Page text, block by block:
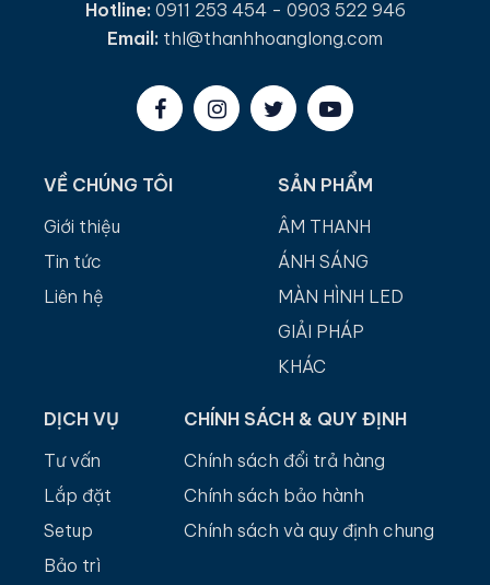
Hotline: 0911 253 454 - 0903 522 946
Email: thl@thanhhoanglong.com
VỀ CHÚNG TÔI
Giới thiệu
Tin tức
Liên hệ
SẢN PHẨM
ÂM THANH
ÁNH SÁNG
MÀN HÌNH LED
GIẢI PHÁP
KHÁC
DỊCH VỤ
Tư vấn
Lắp đặt
Setup
Bảo trì
CHÍNH SÁCH & QUY ĐỊNH
Chính sách đổi trả hàng
Chính sách bảo hành
Chính sách và quy định chung